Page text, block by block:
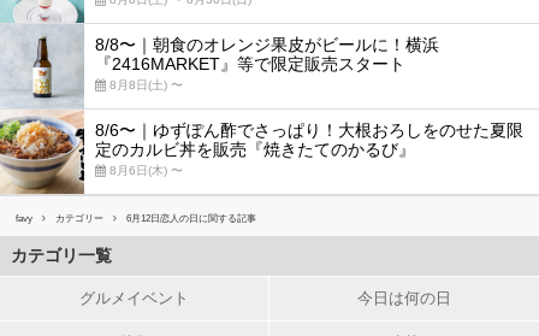
8/8〜｜朝食のオレンジ果皮がビールに！横浜
『2416MARKET』等で限定販売スタート
8月8日(土) 〜
8/6〜｜ゆずぽん酢でさっぱり！大根おろしをのせた夏限
定のカルビ丼を販売『焼きたてのかるび』
8月6日(木) 〜
favy カテゴリー 6月12日恋人の日に関する記事
カテゴリ一覧
グルメイベント 今日は何の日